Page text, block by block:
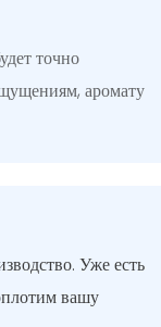
точно
аромату
Уже есть
вашу